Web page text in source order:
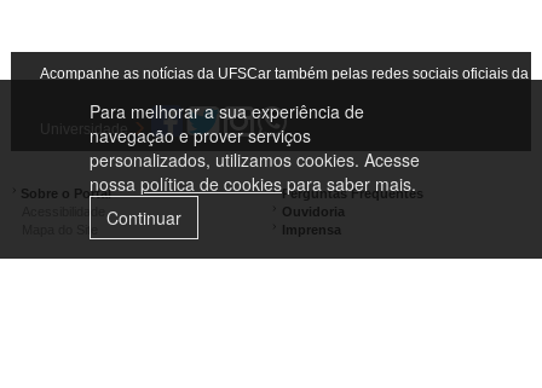
Para melhorar a sua experiência de
navegação e prover serviços
personalizados, utilizamos cookies. Acesse
nossa política de cookiespara saber mais.
Continuar
Acompanhe as notícias da UFSCar também pelas redes sociais oficiais da
Universidade
Sobre o Portal
Perguntas Frequentes
Ouvidoria
Imprensa